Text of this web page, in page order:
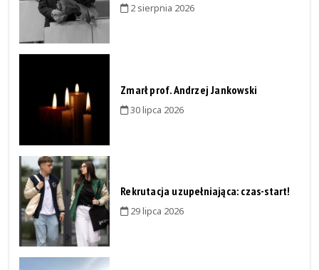
2 sierpnia 2026
Zmarł prof. Andrzej Jankowski
30 lipca 2026
Rekrutacja uzupełniająca: czas-start!
29 lipca 2026